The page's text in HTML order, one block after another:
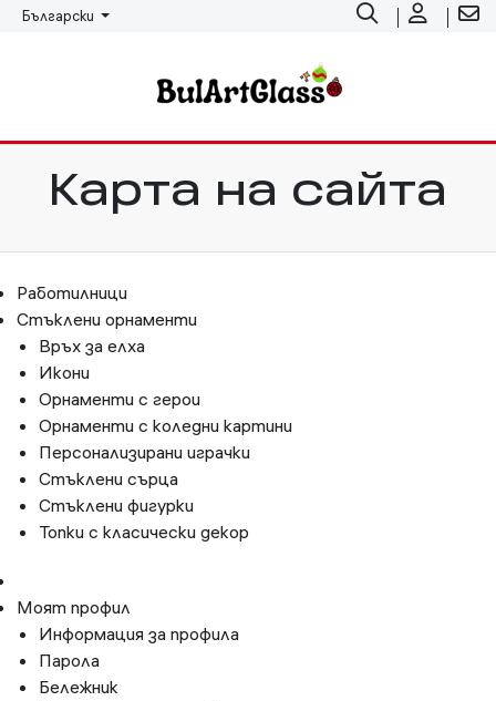
Български
Карта на сайта
Работилници
Стъклени орнаменти
Връх за елха
Икони
Орнаменти с герои
Орнаменти с коледни картини
Персонализирани играчки
Стъклени сърца
Стъклени фигурки
Топки с класически декор
Моят профил
Информация за профила
Парола
Бележник